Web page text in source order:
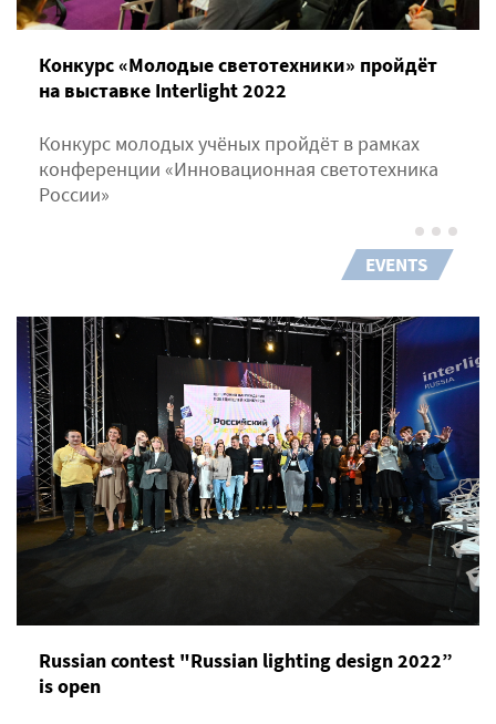
Конкурс «Молодые светотехники» пройдёт
на выставке Interlight 2022
Конкурс молодых учёных пройдёт в рамках
конференции «Инновационная светотехника
России»
EVENTS
Russian contest "Russian lighting design 2022”
is open